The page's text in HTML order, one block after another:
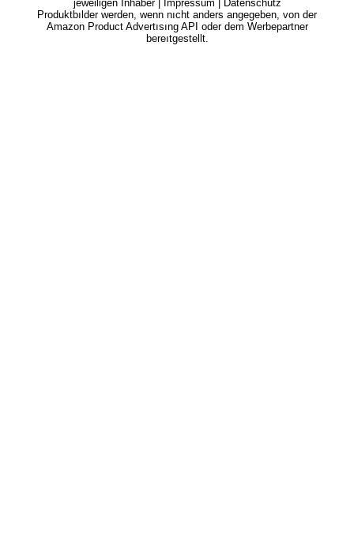
jeweiligen Inhaber | Impressum
Datenschutz
Produktbılder werden, wenn nıcht anders angegeben, von der
Amazon Product Advertısıng API oder dem Werbepartner
bereıtgestellt.